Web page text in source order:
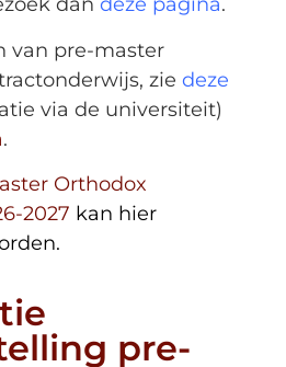
van pre-master
zie deze
via de universiteit)
.
Orthodox
2027 kan hier
pre-